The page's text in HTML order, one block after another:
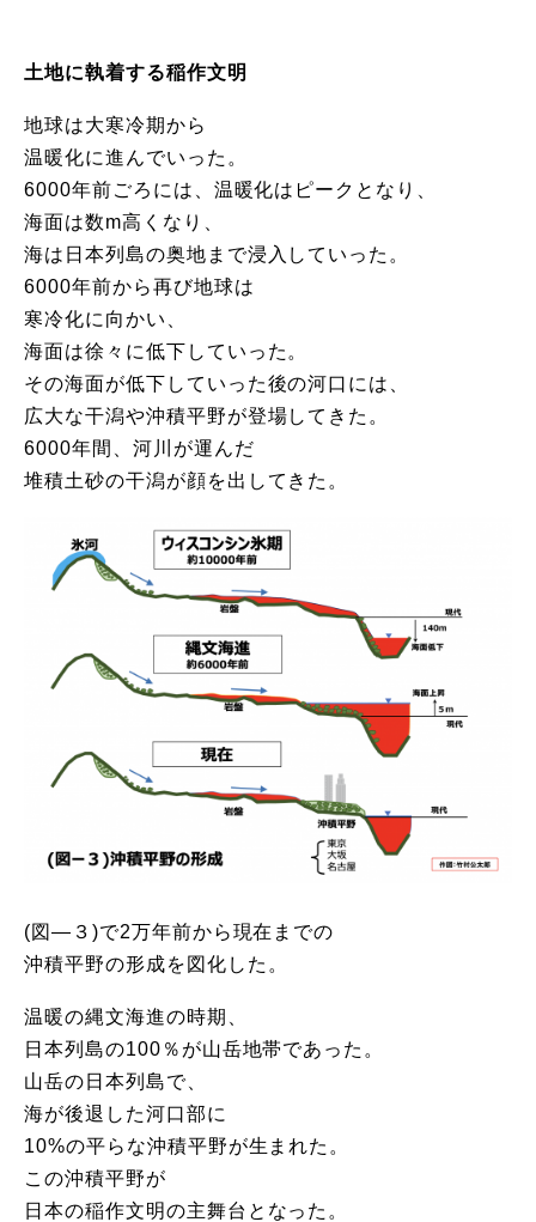
土地に執着する稲作文明
地球は大寒冷期から
温暖化に進んでいった。
6000年前ごろには、温暖化はピークとなり、
海面は数m高くなり、
海は日本列島の奥地まで浸入していった。
6000年前から再び地球は
寒冷化に向かい、
海面は徐々に低下していった。
その海面が低下していった後の河口には、
広大な干潟や沖積平野が登場してきた。
6000年間、河川が運んだ
堆積土砂の干潟が顔を出してきた。
(図―３)で2万年前から現在までの
沖積平野の形成を図化した。
温暖の縄文海進の時期、
日本列島の100％が山岳地帯であった。
山岳の日本列島で、
海が後退した河口部に
10%の平らな沖積平野が生まれた。
この沖積平野が
日本の稲作文明の主舞台となった。